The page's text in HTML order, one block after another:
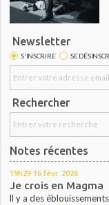
Newsletter
S'INSCRIRE SE
Rechercher
Notes récentes
19h29 16 févr. 2026
Je crois en Magma
ll y a des